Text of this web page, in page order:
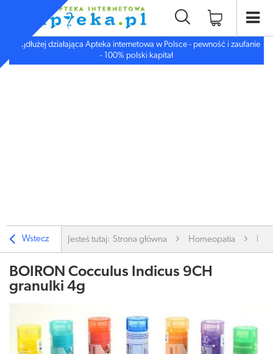
Najdłużej działająca Apteka internetowa w Polsce - pewność i zaufanie
- 100% polski kapitał
Wstecz Jesteś tutaj: Strona główna Homeopatia
BOIRON Cocculus Indicus 9CH
granulki 4g